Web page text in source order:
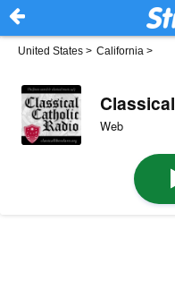
United States > California >
Web